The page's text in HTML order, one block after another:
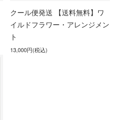
クール便発送 【送料無料】ワ
イルドフラワー・アレンジメン
ト
13,000円(税込)